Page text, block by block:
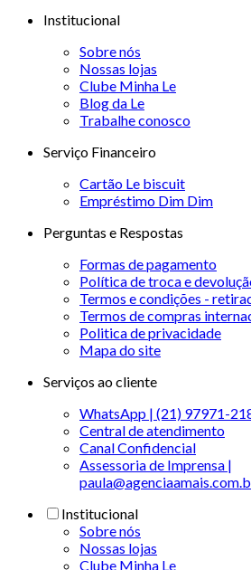
Institucional
Sobre nós
Nossas lojas
Clube Minha Le
Blog da Le
Trabalhe conosco
Serviço Financeiro
Cartão Le biscuit
Empréstimo Dim Dim
Perguntas e Respostas
Formas de pagamento
Política de troca e
Termos e condições -
Termos de compras
Politica de privacidade
Mapa do site
Serviços ao cliente
WhatsApp | (21) 97971-
Central de atendimento
Canal Confidencial
Assessoria de Imprensa |
Institucional
Sobre nós
Nossas lojas
Clube Minha Le